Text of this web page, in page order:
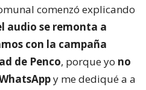
comenzó explicando
audio se remonta a
con la campaña
de Penco, porque yo no
y me dediqué a a